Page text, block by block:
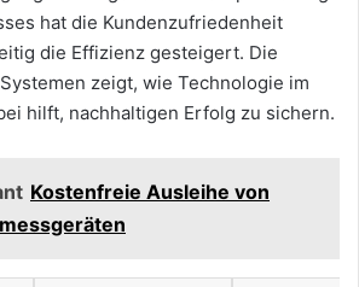
hat die Kundenzufriedenheit
die Effizienz gesteigert. Die
zeigt, wie Technologie im
hilft, nachhaltigen Erfolg zu sichern.
Kostenfreie Ausleihe von